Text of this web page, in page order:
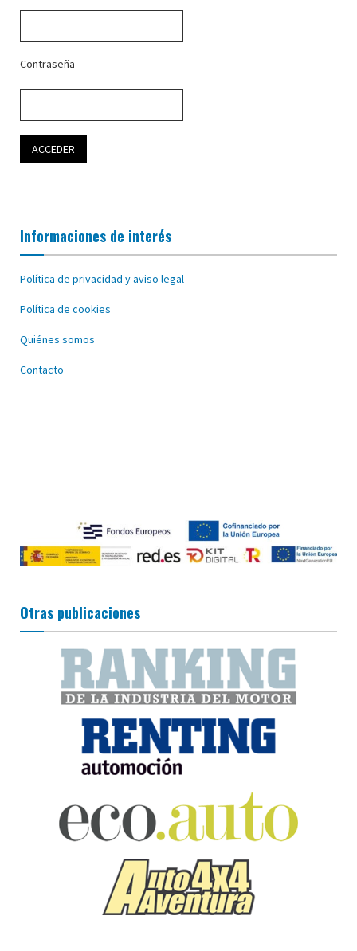
Contraseña
Informaciones de interés
Política de privacidad y aviso legal
Política de cookies
Quiénes somos
Contacto
Otras publicaciones